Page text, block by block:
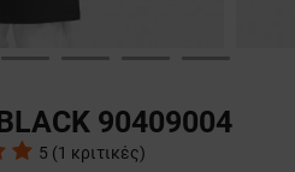
90409004
5 (1 κριτικές)